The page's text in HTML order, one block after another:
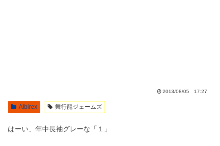
2013/08/05 17:27
Albirex 舞行龍ジェームズ
はーい、年中長袖グレーな「１」